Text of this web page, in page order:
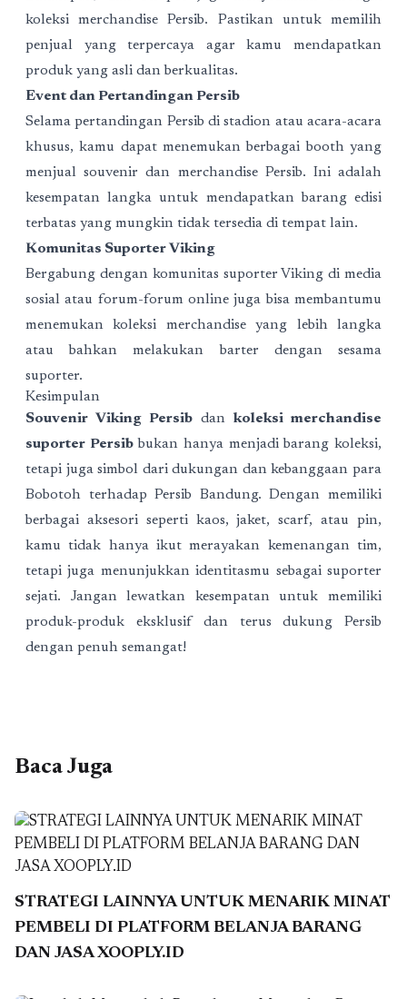
koleksi merchandise Persib. Pastikan untuk memilih
penjual yang terpercaya agar kamu mendapatkan
produk yang asli dan berkualitas.
Event dan Pertandingan Persib
Selama pertandingan Persib di stadion atau acara-acara
khusus, kamu dapat menemukan berbagai booth yang
menjual souvenir dan merchandise Persib. Ini adalah
kesempatan langka untuk mendapatkan barang edisi
terbatas yang mungkin tidak tersedia di tempat lain.
Komunitas Suporter Viking
Bergabung dengan komunitas suporter Viking di media
sosial atau forum-forum online juga bisa membantumu
menemukan koleksi merchandise yang lebih langka
atau bahkan melakukan barter dengan sesama
suporter.
Kesimpulan
Souvenir Viking Persib dan koleksi merchandise
suporter Persibbukan hanya menjadi barang koleksi,
tetapi juga simbol dari dukungan dan kebanggaan para
Bobotoh terhadap Persib Bandung. Dengan memiliki
berbagai aksesori seperti kaos, jaket, scarf, atau pin,
kamu tidak hanya ikut merayakan kemenangan tim,
tetapi juga menunjukkan identitasmu sebagai suporter
sejati. Jangan lewatkan kesempatan untuk memiliki
produk-produk eksklusif dan terus dukung Persib
dengan penuh semangat!
Baca Juga
STRATEGI LAINNYA UNTUK MENARIK MINAT
PEMBELI DI PLATFORM BELANJA BARANG
DAN JASA XOOPLY.ID